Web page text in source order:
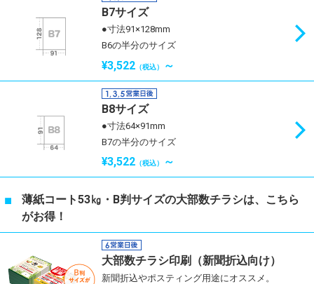
B7サイズ
●寸法91×128mm
B6の半分のサイズ
¥3,522 （税込） ～
B8サイズ
●寸法64×91mm
B7の半分のサイズ
¥3,522 （税込） ～
薄紙コート53㎏・B判サイズの大部数チラシは、こちら
がお得！
大部数チラシ印刷（新聞折込向け）
新聞折込やポスティング用途にオススメ。